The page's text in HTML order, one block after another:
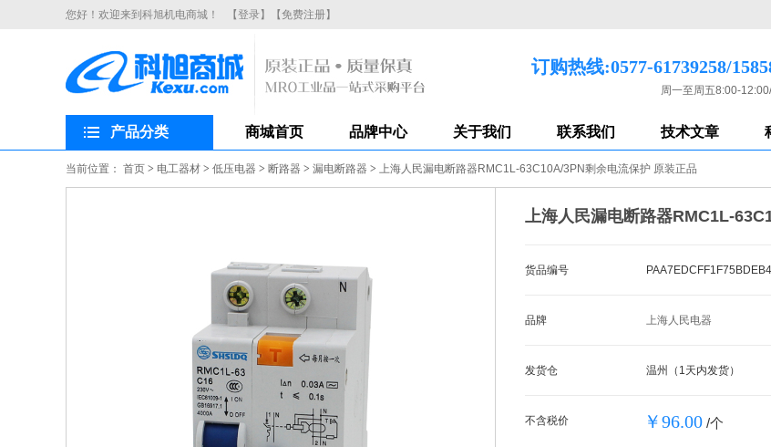
您好！欢迎来到科旭机电商城！ 【登录】 【免费注册】
订购热线:0577-61739258/
周一至周五8:00-
产品分类 商城首页 品牌中心 关于我们 联系我们 技术文章
当前位置： 首页 > 电工器材 > 低压电器 > 断路器 > 漏电断路器 > 上海人民漏电断路器RMC1L-63C10A/3PN剩余电流保护 原装正品
上海人民漏电断路器RMC1L-
货品编号
品牌 上海人民电器
发货仓 温州（1天内发货）
不含税价 ￥96.00 /个